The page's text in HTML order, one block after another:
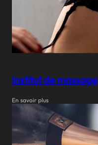
Institut de massage
En savoir plus